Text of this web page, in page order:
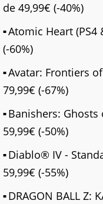
de 49,99€ (-40%)
Atomic Heart (PS4
(-60%)
Avatar: Frontiers
79,99€ (-67%)
Banishers: Ghosts
59,99€ (-50%)
Diablo® IV -
59,99€ (-55%)
DRAGON BALL Z: